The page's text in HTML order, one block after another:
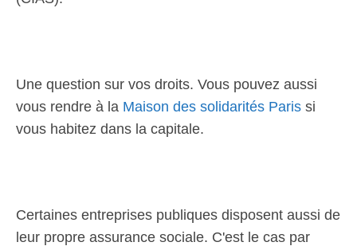
Une question sur vos droits. Vous pouvez aussi
vous rendre à la Maison des solidarités Paris si
vous habitez dans la capitale.
Certaines entreprises publiques disposent aussi de
leur propre assurance sociale. C'est le cas par